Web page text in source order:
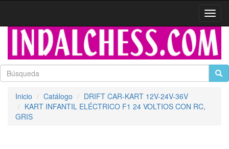
Inicio Catálogo
DRIFT CAR-KART 12V-24V-36V
KART INFANTIL ELÉCTRICO F1 24 VOLTIOS CON RC,
GRIS